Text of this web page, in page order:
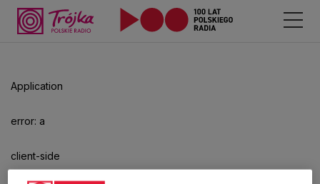
Application
error: a
client-side
aby
odtwarzać.